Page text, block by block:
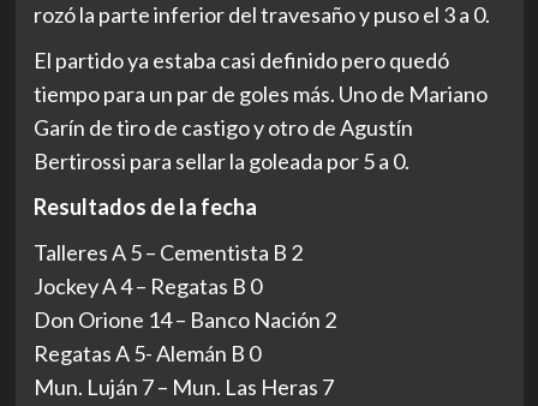
rozó la parte inferior del travesaño y puso el 3 a 0.
El partido ya estaba casi definido pero quedó
tiempo para un par de goles más. Uno de Mariano
Garín de tiro de castigo y otro de Agustín
Bertirossi para sellar la goleada por 5 a 0.
Resultados de la fecha
Talleres A 5 – Cementista B 2
Jockey A 4 – Regatas B 0
Don Orione 14 – Banco Nación 2
Regatas A 5- Alemán B 0
Mun. Luján 7 – Mun. Las Heras 7